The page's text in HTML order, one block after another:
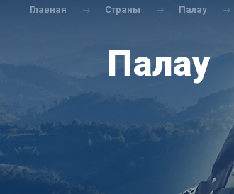
Главная Страны Палау
Палау